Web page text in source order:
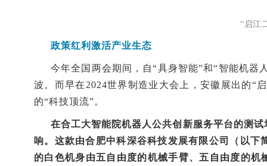
“启江
政策红利激活产业生态
今年全国两会期间，自“具身智能”和“智能机
波。而早在2024世界制造业大会上，安徽展出的“
的“科技顶流”。
在合工大智能院机器人公共创新服务平台的测
响。这款由合肥中科深谷科技发展有限公司（以
的白色机身由五自由度的机械手臂、五自由度的